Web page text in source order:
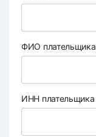
ФИО плательщика
ИНН плательщика